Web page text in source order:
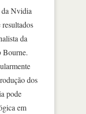
da Nvidia
resultados
da
Bourne.
dos
pode
em